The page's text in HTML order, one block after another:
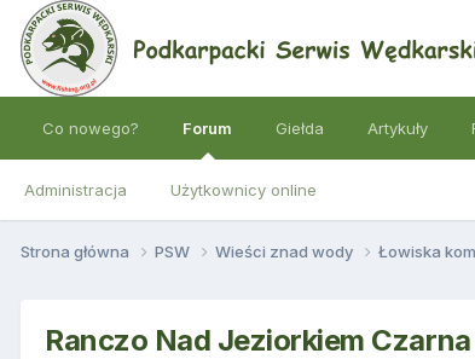
Co nowego? Forum
Administracja Użytkownicy online
Giełda Artykuły
Strona główna PSW Wieści znad wody Łowiska
Ranczo Nad Jeziorkiem